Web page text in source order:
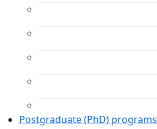
Postgraduate (PhD) programs